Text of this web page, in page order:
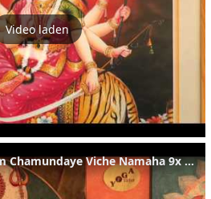
Video laden
608 Om Aim Hrim Klim Chamundaye Viche Namaha 9x mittel